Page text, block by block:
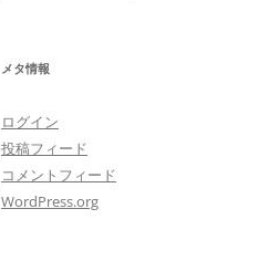
メタ情報
ログイン
投稿フィード
コメントフィード
WordPress.org